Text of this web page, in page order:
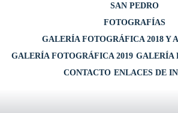
SAN PEDRO
FOTOGRAFÍAS
GALERÍA FOTOGRÁFICA 2018 Y
GALERÍA FOTOGRÁFICA 2019 GALERÍA
CONTACTO ENLACES DE